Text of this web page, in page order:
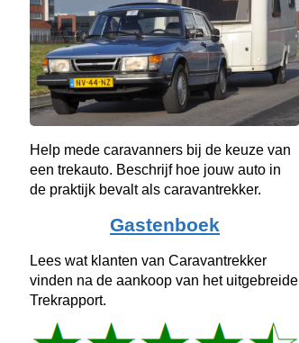
Help mede caravanners bij de keuze van
een trekauto. Beschrijf hoe jouw auto in
de praktijk bevalt als caravantrekker.
Gastenboek
Lees wat klanten van Caravantrekker
vinden na de aankoop van het uitgebreide
Trekrapport.